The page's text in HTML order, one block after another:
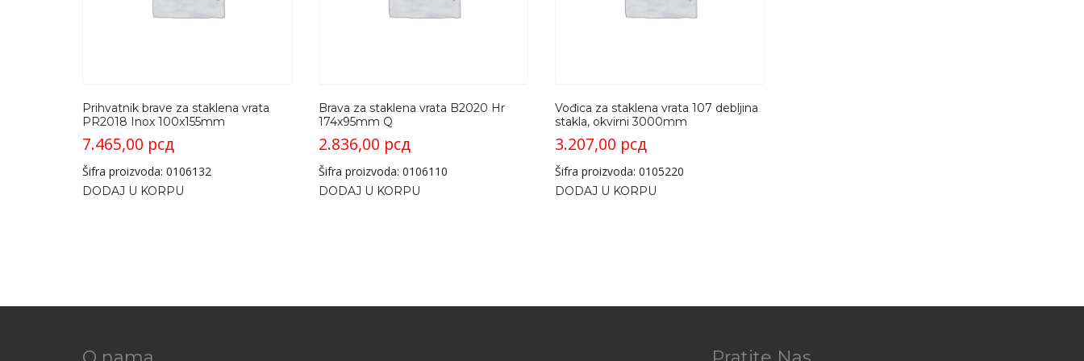
Prihvatnik brave za staklena vrata
PR2018 Inox 100x155mm
7.465,00 рсд
Šifra proizvoda: 0106132
DODAJ U KORPU
Brava za staklena vrata B2020 Hr
174x95mm Q
2.836,00 рсд
Šifra proizvoda: 0106110
DODAJ U KORPU
Vođica za staklena vrata 107 debljina
stakla, okvirni 3000mm
3.207,00 рсд
Šifra proizvoda: 0105220
DODAJ U KORPU